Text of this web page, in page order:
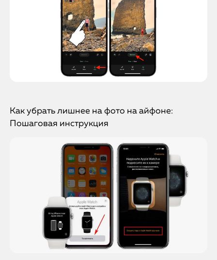
Как убрать лишнее на фото на айфоне:
Пошаговая инструкция